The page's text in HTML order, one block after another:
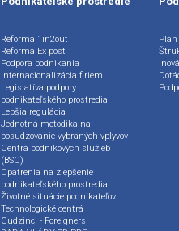
Reforma 1in2out
Reforma Ex post
Podpora podnikania
Internacionalizácia firiem
Legislatíva podpory
podnikateľského prostredia
Lepšia regulácia
Jednotná metodika na
posudzovanie vybraných vplyvov
Centrá podnikových služieb
(BSC)
Opatrenia na zlepšenie
podnikateľského prostredia
Životné situácie podnikateľov
Technologické centrá
Cudzinci - Foreigners
Plán